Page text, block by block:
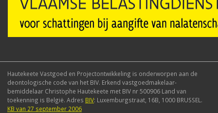
Hautekeete Vastgoed en Projectontwikkeling is onderworpen aan de
deontologische code van het BIV. Erkend vastgoedmakelaar-
bemiddelaar Christophe Hautekeete met BIV nr 500906 Land van
toekenning is België. Adres BIV: Luxemburgstraat, 16B, 1000 BRUSSEL.
KB van 27 september 2006